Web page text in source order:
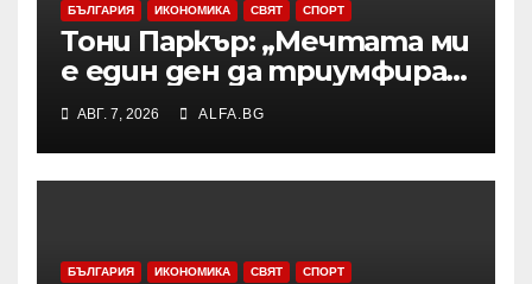
БЪЛГАРИЯ ИКОНОМИКА СВЯТ СПОРТ
Тони Паркър: „Мечтата ми
е един ден да триумфирам
с АСВЕЛ и да стана
шампион на НБА Европа“
АВГ. 7, 2026 ALFA.BG
БЪЛГАРИЯ ИКОНОМИКА СВЯТ СПОРТ